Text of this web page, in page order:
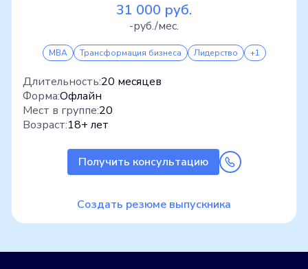
31 000 руб.
-руб./мес.
MBA Трансформация бизнеса Лидерство +1
Длительность:20 месяцев
Форма:Офлайн
Мест в группе:20
Возраст:18+ лет
Получить консультацию
Создать резюме выпускника